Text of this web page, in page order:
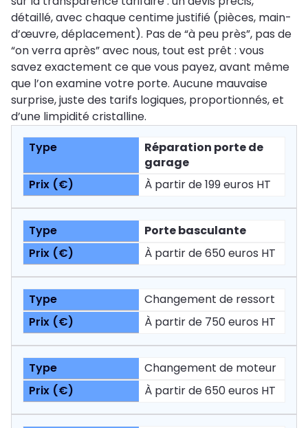
détaillé, avec chaque centime justifié (pièces, main-
d’œuvre, déplacement). Pas de “à peu près”, pas de
“on verra après” avec nous, tout est prêt : vous
savez exactement ce que vous payez, avant même
que l’on examine votre porte. Aucune mauvaise
surprise, juste des tarifs logiques, proportionnés, et
d’une limpidité cristalline.
Réparation porte de
garage
À partir de 199 euros HT
Porte basculante
À partir de 650 euros HT
Changement de ressort
À partir de 750 euros HT
Changement de moteur
À partir de 650 euros HT